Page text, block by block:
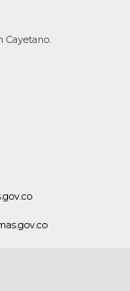
Cayetano.